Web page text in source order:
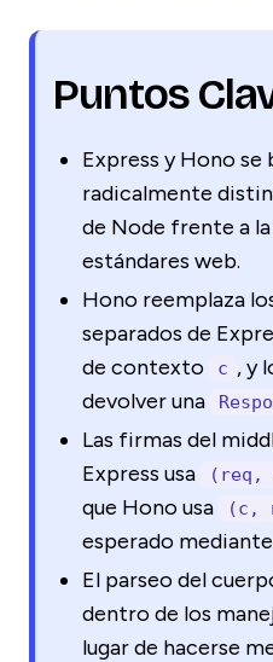
Puntos
Express y Hono se
radicalmente
de Node frente a
estándares web.
Hono reemplaza
separados de
de contexto
c , y
devolver una
Las firmas del
Express usa
(req,
que Hono usa
(c,
esperado mediante
El parseo del
dentro de los
lugar de hacerse